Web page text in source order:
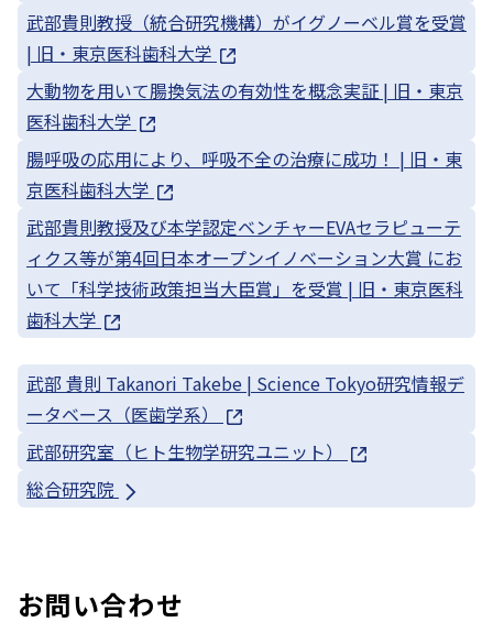
武部貴則教授（統合研究機構）がイグノーベル賞を受賞
| 旧・東京医科歯科大学
大動物を用いて腸換気法の有効性を概念実証 | 旧・東京
医科歯科大学
腸呼吸の応用により、呼吸不全の治療に成功！ | 旧・東
京医科歯科大学
武部貴則教授及び本学認定ベンチャーEVAセラピューテ
ィクス等が第4回日本オープンイノベーション大賞 にお
いて「科学技術政策担当大臣賞」を受賞 | 旧・東京医科
歯科大学
武部 貴則 Takanori Takebe | Science Tokyo研究情報デ
ータベース（医歯学系）
武部研究室（ヒト生物学研究ユニット）
総合研究院
お問い合わせ